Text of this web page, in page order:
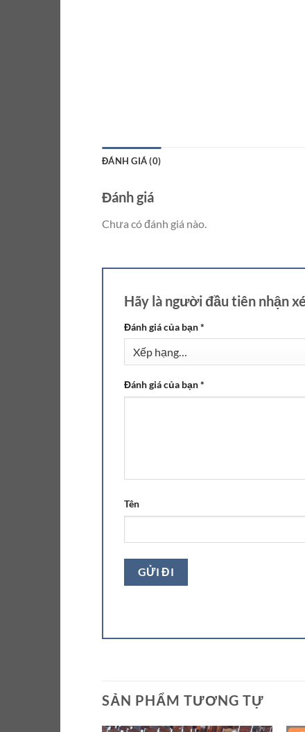
ĐÁNH GIÁ (0)
Đánh giá
Chưa có đánh giá nào.
Hãy là người đầu tiên nhận
Đánh giá của bạn*
Đánh giá của bạn*
Tên
SẢN PHẨM TƯƠNG TỰ